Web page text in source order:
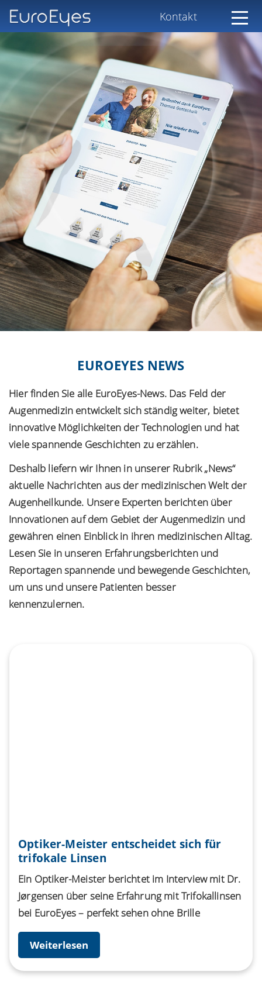
Kontakt
EUROEYES NEWS
Hier finden Sie alle EuroEyes-News. Das Feld der
Augenmedizin entwickelt sich ständig weiter, bietet
innovative Möglichkeiten der Technologien und hat
viele spannende Geschichten zu erzählen.
Deshalb liefern wir Ihnen in unserer Rubrik „News“
aktuelle Nachrichten aus der medizinischen Welt der
Augenheilkunde. Unsere Experten berichten über
Innovationen auf dem Gebiet der Augenmedizin und
gewähren einen Einblick in ihren medizinischen Alltag.
Lesen Sie in unseren Erfahrungsberichten und
Reportagen spannende und bewegende Geschichten,
um uns und unsere Patienten besser
kennenzulernen.
Optiker-Meister entscheidet sich für
trifokale Linsen
Ein Optiker-Meister berichtet im Interview mit Dr.
Jørgensen über seine Erfahrung mit Trifokallinsen
bei EuroEyes – perfekt sehen ohne Brille
Weiterlesen